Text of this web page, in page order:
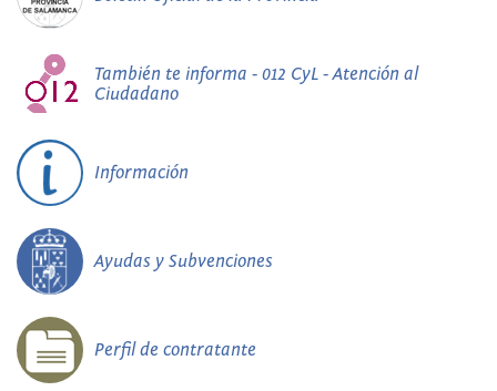
También te informa - 012 CyL - Atención al
Ciudadano
Información
Ayudas y Subvenciones
Perfil de contratante